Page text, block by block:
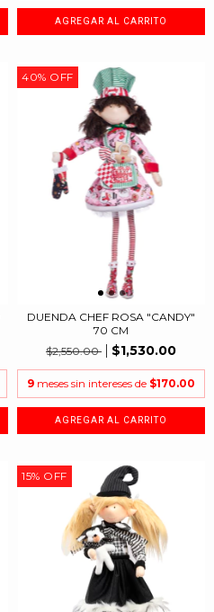
40% OFF
DUENDA CHEF ROSA "CANDY"
70 CM
$2,550.00
$1,530.00
9 meses sin intereses de $170.00
15% OFF